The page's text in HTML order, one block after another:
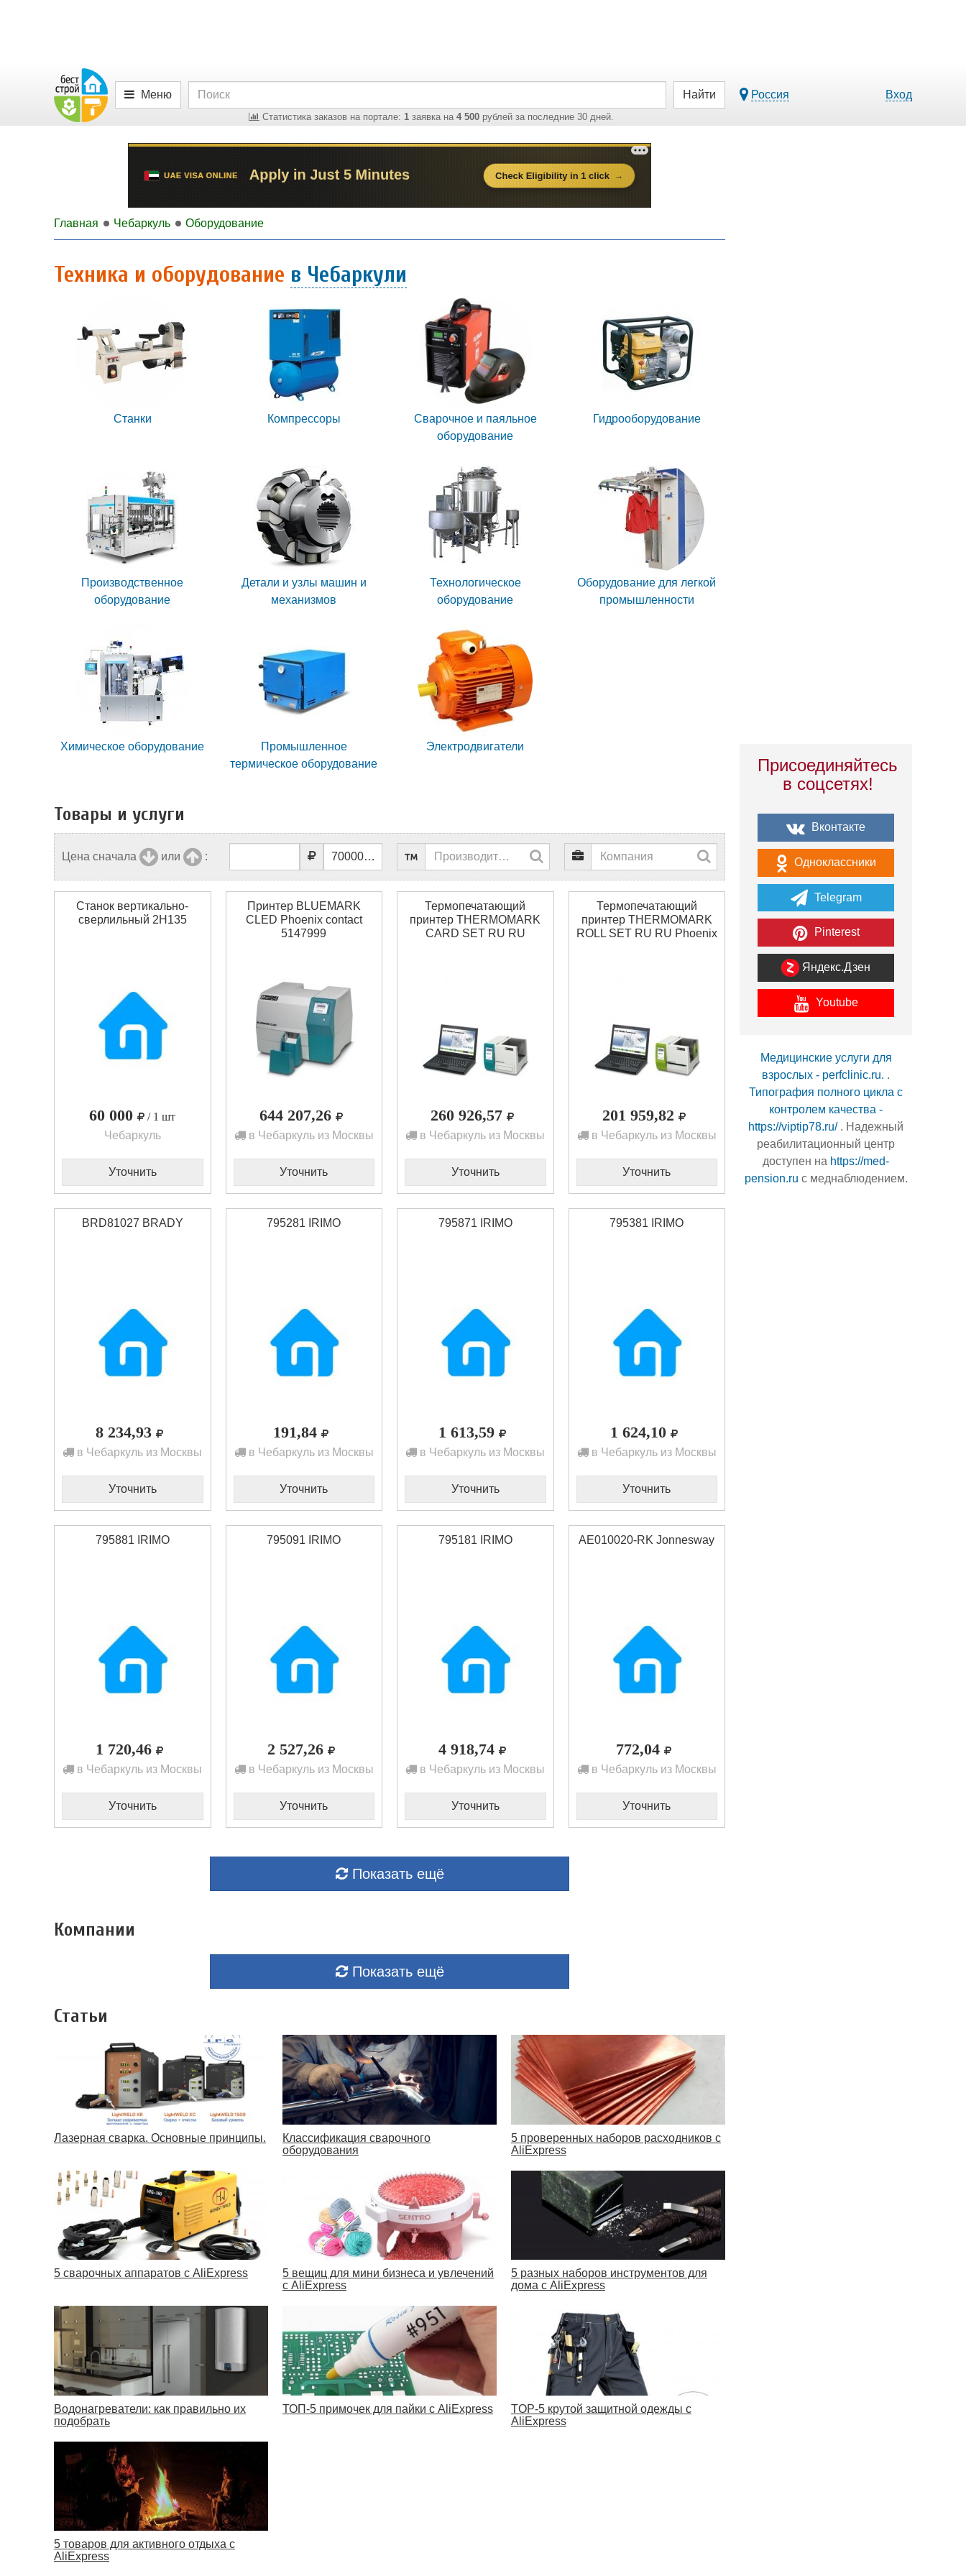
Меню
Статистика заказов на портале: 1заявка на 4 500рублей за последние 30 дней.
Найти Россия Вход
Главная Чебаркуль Оборудование
Техника и оборудование в Чебаркули
Станки Компрессоры
Сварочное и паяльное
оборудование
Гидрооборудование
Производственное
оборудование
Детали и узлы машин и
механизмов
Технологическое
оборудование
Оборудование для легкой
промышленности
Химическое оборудование
Промышленное
термическое оборудование
Электродвигатели
Товары и услуги
Цена сначала или :
Станок вертикально-
сверлильный 2Н135
60 000
/ 1 шт
Чебаркуль
Уточнить
Принтер BLUEMARK
CLED Phoenix contact
5147999
644 207,26
в Чебаркуль из Москвы
Уточнить
Термопечатающий
принтер THERMOMARK
CARD SET RU RU
260 926,57
в Чебаркуль из Москвы
Уточнить
Термопечатающий
принтер THERMOMARK
ROLL SET RU RU Phoenix
201 959,82
в Чебаркуль из Москвы
Уточнить
BRD81027 BRADY
8 234,93
в Чебаркуль из Москвы
Уточнить
795281 IRIMO
191,84
в Чебаркуль из Москвы
Уточнить
795871 IRIMO
1 613,59
в Чебаркуль из Москвы
Уточнить
795381 IRIMO
1 624,10
в Чебаркуль из Москвы
Уточнить
795881 IRIMO
1 720,46
в Чебаркуль из Москвы
Уточнить
795091 IRIMO
2 527,26
в Чебаркуль из Москвы
Уточнить
795181 IRIMO
4 918,74
в Чебаркуль из Москвы
Уточнить
AE010020-RK Jonnesway
772,04
в Чебаркуль из Москвы
Уточнить
Показать ещё
Компании
Показать ещё
Статьи
Лазерная сварка. Основные принципы.
Классификация сварочного
оборудования
5 проверенных наборов расходников с
AliExpress
5 сварочных аппаратов с AliExpress
5 вещиц для мини бизнеса и увлечений
с AliExpress
5 разных наборов инструментов для
дома с AliExpress
Водонагреватели: как правильно их
подобрать
ТОП-5 примочек для пайки с AliExpress
TOP-5 крутой защитной одежды с
AliExpress
5 товаров для активного отдыха с
AliExpress
Присоединяйтесь
в соцсетях!
Вконтакте
Одноклассники
Telegram
Pinterest
Яндекс.Дзен
Youtube
Медицинские услуги для
взрослых - perfclinic.ru. .
Типография полного цикла с
контролем качества -
https://viptip78.ru/. Надежный
реабилитационный центр
доступен на https://med-
pension.ru с меднаблюдением.